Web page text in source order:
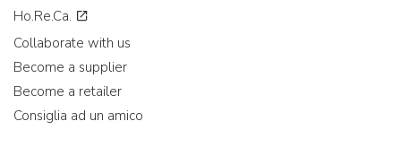
Ho.Re.Ca.
Collaborate with us
Become a supplier
Become a retailer
Consiglia ad un amico